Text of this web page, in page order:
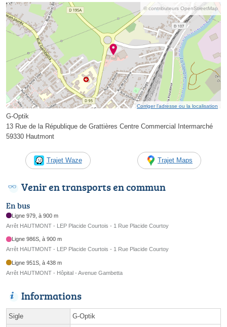
© contributeurs OpenStreetMap
Corriger l’adresse ou la localisation
G-Optik
13 Rue de la République de Grattières Centre Commercial Intermarché
59330 Hautmont
Trajet Waze Trajet Maps
Venir en transports en commun
En bus
Ligne 979, à 900 m
Arrêt HAUTMONT - LEP Placide Courtois - 1 Rue Placide Courtoy
Ligne 986S, à 900 m
Arrêt HAUTMONT - LEP Placide Courtois - 1 Rue Placide Courtoy
Ligne 951S, à 438 m
Arrêt HAUTMONT - Hôpital - Avenue Gambetta
Informations
Sigle G-Optik